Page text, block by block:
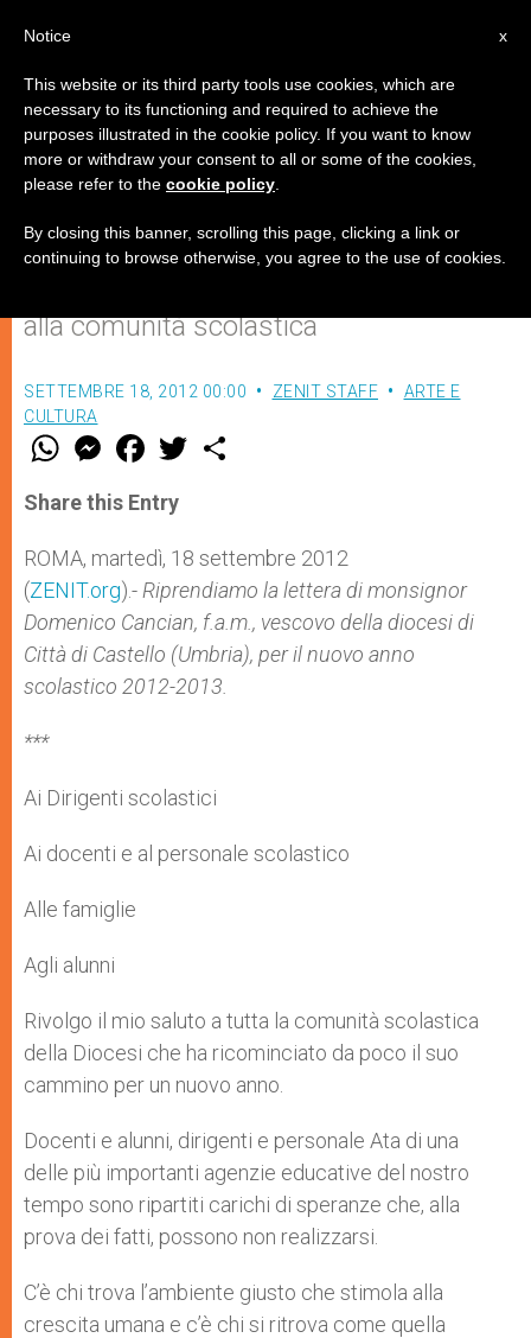
"Occorre un patto tra famiglie,
alunni e formazioni sociali"
alla comunità scolastica
SETTEMBRE 18, 2012 00:00 ZENIT STAFF
ARTE E
CULTURA
W
t
s
p
p
M
e
s
e
g
e
r
F
a
e
b
o
k
w
r
Share this Entry
ROMA, martedì, 18 settembre 2012
(ZENIT.org).- Riprendiamo la lettera di monsignor
Domenico Cancian, f.a.m., vescovo della diocesi di
Città di Castello (Umbria), per il nuovo anno
scolastico 2012-2013.
***
Ai Dirigenti scolastici
Ai docenti e al personale scolastico
Alle famiglie
Agli alunni
Rivolgo il mio saluto a tutta la comunità scolastica
della Diocesi che ha ricominciato da poco il suo
cammino per un nuovo anno.
Docenti e alunni, dirigenti e personale Ata di una
delle più importanti agenzie educative del nostro
tempo sono ripartiti carichi di speranze che, alla
prova dei fatti, possono non realizzarsi.
C’è chi trova l’ambiente giusto che stimola alla
crescita umana e c’è chi si ritrova come quella
x
Notice
This website or its third party tools use cookies, which are
necessary to its functioning and required to achieve the
purposes illustrated in the cookie policy. If you want to know
more or withdraw your consent to all or some of the cookies,
please refer to the cookie policy
By closing this banner, scrolling this page, clicking a link or
continuing to browse otherwise, you agree to the use of cookies.